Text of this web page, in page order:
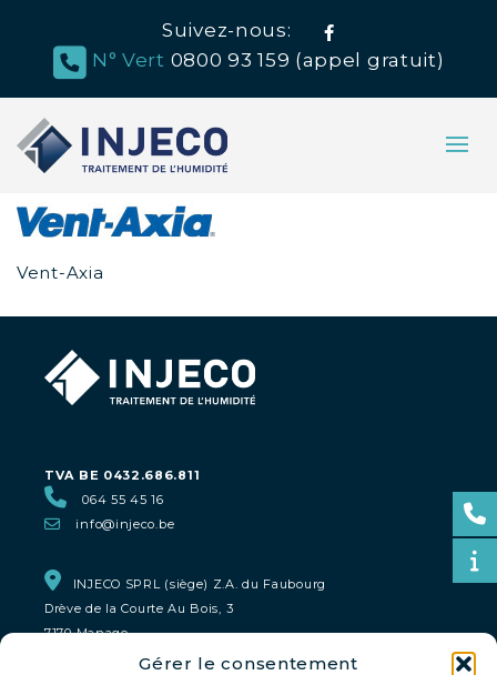
Gérer le consentement
Suivez-nous: Facebook
N° Vert 0800 93 159 (appel gratuit)
Vent-Axia
TVA BE 0432.686.811
064 55 45 16
info@injeco.be
INJECO SPRL (siège) Z.A. du Faubourg
Drève de la Courte Au Bois, 3
7170 Manage